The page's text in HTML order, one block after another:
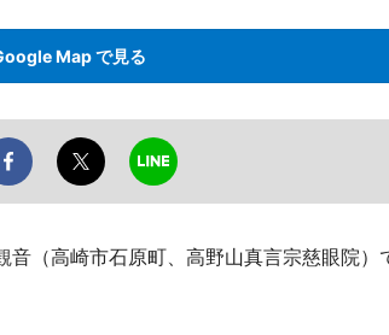
Map で見る
（高崎市石原町、高野山真言宗慈眼院）